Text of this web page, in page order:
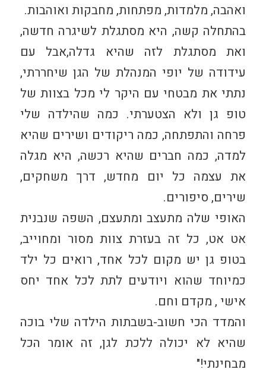
ואהבה, מלמדות, מפתחות, מחבקות ואוהבות.
בהתחלה קשה, היא מסתגלת לשיגרה חדשה,
ואת מסתגלת לזה שהיא גדלה,אבל עם
עידודה של יופי המנהלת של הגן שיחררתי,
נתתי את מבטחי עם היקר לי מכל בצוות של
טופ גן ולא הצטערתי. כמה שהילדה שלי
פרחה והתפתחה, כמה ריקודים ושירים שהיא
למדה, כמה חברים שהיא רכשה, היא מגלה
את עצמה כל יום מחדש, דרך משחקים,
שירים, סיפורים.
האופי שלה מתעצב ומתעצם, השפה שנבנית
אט אט, כל זה בעזרת צוות מסור ומחוייב,
בטופ גן יש מקום לכל אחד, רואים כל ילד
כמיוחד שהוא ויודעים לתת לכל אחד יחס
אישי , מקדם וחם.
והמדד הכי חשוב-בשבתות הילדה שלי בוכה
שהיא לא יכולה ללכת לגן, זה אומר הכל
מבחינתי!"